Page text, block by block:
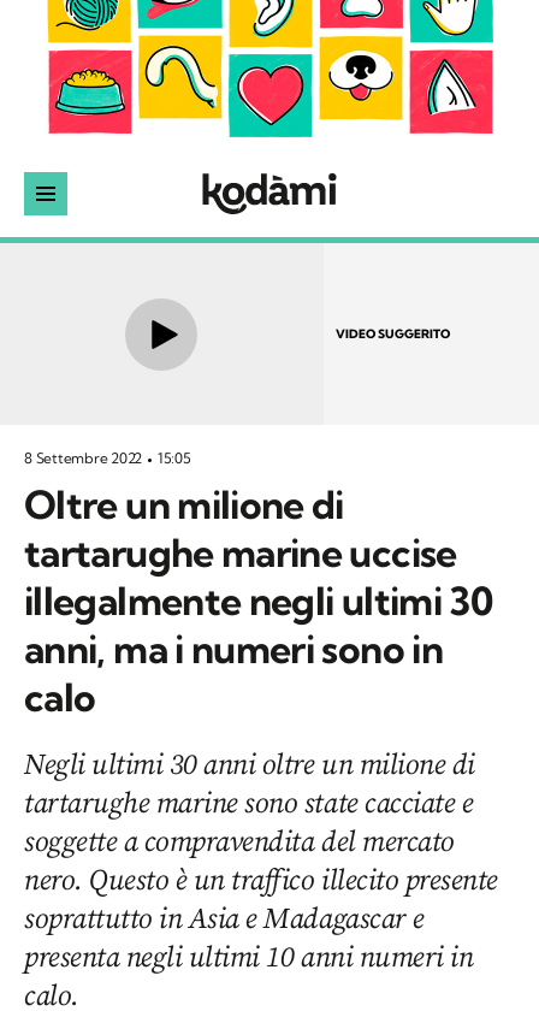
VIDEO SUGGERITO
8 Settembre 2022 15:05
Oltre un milione di
tartarughe marine uccise
illegalmente negli ultimi 30
anni, ma i numeri sono in
calo
Negli ultimi 30 anni oltre un milione di
tartarughe marine sono state cacciate e
soggette a compravendita del mercato
nero. Questo è un traffico illecito presente
soprattutto in Asia e Madagascar e
presenta negli ultimi 10 anni numeri in
calo.